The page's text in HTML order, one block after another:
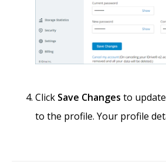
Click Save Changes to
to the profile. Your profile